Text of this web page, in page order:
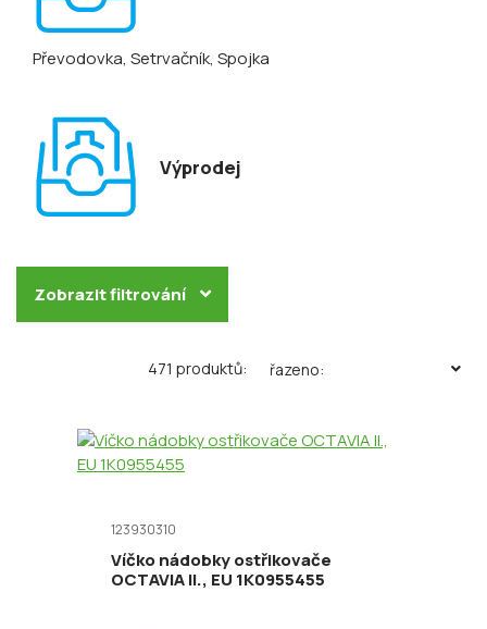
Převodovka, Setrvačník, Spojka
Výprodej
Zobrazit filtrování
471 produktů: řazeno:
123930310
Víčko nádobky ostřikovače
OCTAVIA II., EU 1K0955455